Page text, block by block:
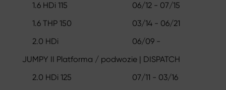
1.6 HDi 115
06/12 - 07/15
1.6 THP 150
03/14 - 06/21
2.0 HDi
06/09 -
JUMPY II Platforma / podwozie | DISPATCH
2.0 HDi 125
07/11 - 03/16